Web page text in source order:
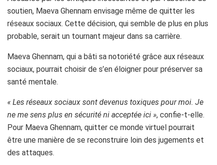
soutien, Maeva Ghennam envisage même de quitter les
réseaux sociaux. Cette décision, qui semble de plus en plus
probable, serait un tournant majeur dans sa carrière.
Maeva Ghennam, qui a bâti sa notoriété grâce aux réseaux
sociaux, pourrait choisir de s’en éloigner pour préserver sa
santé mentale.
« Les réseaux sociaux sont devenus toxiques pour moi. Je
ne me sens plus en sécurité ni acceptée ici », confie-t-elle.
Pour Maeva Ghennam, quitter ce monde virtuel pourrait
être une manière de se reconstruire loin des jugements et
des attaques.